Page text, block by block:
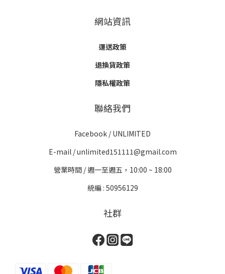
網站資訊
運送政策
退換貨政策
隱私權政策
聯絡我們
Facebook /UNLIMITED
E-mail / unlimited151111@gmail.com
營業時間 / 週一至週五，10:00 ~ 18:00
統編 : 50956129
社群